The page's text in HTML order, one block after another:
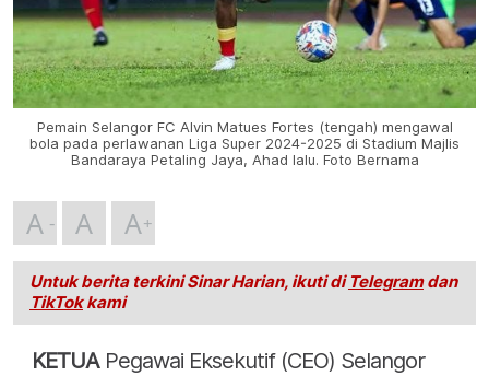
Pemain Selangor FC Alvin Matues Fortes (tengah) mengawal
bola pada perlawanan Liga Super 2024-2025 di Stadium Majlis
Bandaraya Petaling Jaya, Ahad lalu. Foto Bernama
A A A
Untuk berita terkini Sinar Harian, ikuti di Telegramdan
TikTokkami
KETUA Pegawai Eksekutif (CEO) Selangor